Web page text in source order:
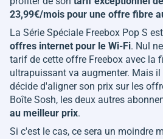
23,99€/mois pour une offre fibre
La Série Spéciale Freebox Pop S
offres internet pour le Wi-Fi. Nul
tarif de cette offre Freebox avec la
ultrapuissant va augmenter. Mais il
décide d'aligner son prix sur les
Boîte Sosh, les deux autres
au meilleur prix.
Si c'est le cas, ce sera un moindre